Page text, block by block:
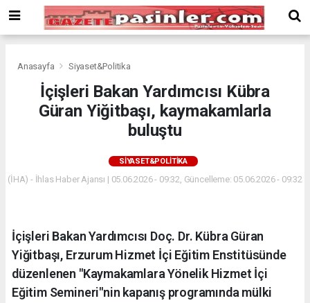
Bonusu
Veren
deneme
Yeni
Anasayfa Siyaset&Politika
İçişleri Bakan Yardımcısı Kübra
Güran Yiğitbaşı, kaymakamlarla
buluştu
SIYASET&POLITIKA
(İHA) - İhlas Haber Ajansı | 05.06.2026 - 09:32, Güncelleme: 05.06.2026 - 09:32
İçişleri Bakan Yardımcısı Doç. Dr. Kübra Güran
Yiğitbaşı, Erzurum Hizmet İçi Eğitim Enstitüsünde
düzenlenen "Kaymakamlara Yönelik Hizmet İçi
Eğitim Semineri"nin kapanış programında mülki